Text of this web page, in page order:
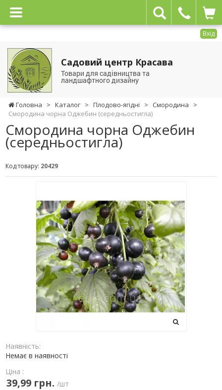
Вхід
Садовий центр Красава
Товари для садівництва та
ландшафтного дизайну
Головна > Каталог > Плодово-ягідні > Смородина
>
Смородина чорна Оджебин (середньостигла)
Смородина чорна Оджебин
(середньостигла)
Код товару: 20429
Наявність:
Немає в наявності
Ціна :
39,99 грн. /шт